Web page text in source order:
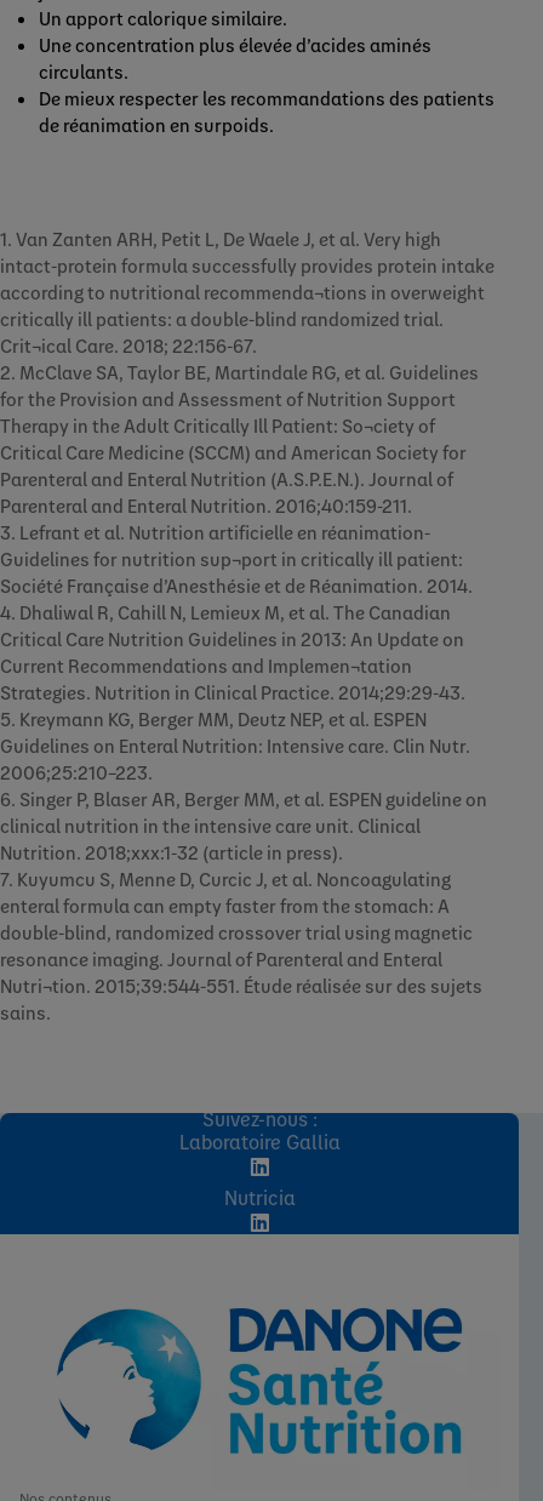
Un apport calorique similaire.
Une concentration plus élevée d’acides aminés
circulants.
De mieux respecter les recommandations des patients
de réanimation en surpoids.
1. Van Zanten ARH, Petit L, De Waele J, et al. Very high
intact-protein formula successfully provides protein intake
according to nutritional recommenda¬tions in overweight
critically ill patients: a double-blind randomized trial.
Crit¬ical Care. 2018; 22:156-67.
2. McClave SA, Taylor BE, Martindale RG, et al. Guidelines
for the Provision and Assessment of Nutrition Support
Therapy in the Adult Critically Ill Patient: So¬ciety of
Critical Care Medicine (SCCM) and American Society for
Parenteral and Enteral Nutrition (A.S.P.E.N.). Journal of
Parenteral and Enteral Nutrition. 2016;40:159-211.
3. Lefrant et al. Nutrition artificielle en réanimation-
Guidelines for nutrition sup¬port in critically ill patient:
Société Française d’Anesthésie et de Réanimation. 2014.
4. Dhaliwal R, Cahill N, Lemieux M, et al. The Canadian
Critical Care Nutrition Guidelines in 2013: An Update on
Current Recommendations and Implemen¬tation
Strategies. Nutrition in Clinical Practice. 2014;29:29-43.
5. Kreymann KG, Berger MM, Deutz NEP, et al. ESPEN
Guidelines on Enteral Nutrition: Intensive care. Clin Nutr.
2006;25:210–223.
6. Singer P, Blaser AR, Berger MM, et al. ESPEN guideline on
clinical nutrition in the intensive care unit. Clinical
Nutrition. 2018;xxx:1-32 (article in press).
7. Kuyumcu S, Menne D, Curcic J, et al. Noncoagulating
enteral formula can empty faster from the stomach: A
double-blind, randomized crossover trial using magnetic
resonance imaging. Journal of Parenteral and Enteral
Nutri¬tion. 2015;39:544-551. Étude réalisée sur des sujets
sains.
Suivez-nous :
Laboratoire Gallia
Nutricia